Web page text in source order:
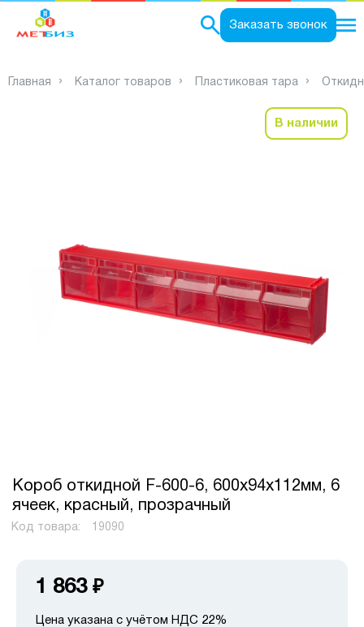
Заказать звонок
Главная Каталог товаров Пластиковая тара
В наличии
Короб откидной F-600-6, 600х94х112мм, 6
ячеек, красный, прозрачный
Код товара: 19090
1 863 ₽
Цена указана с учётом НДС 22%